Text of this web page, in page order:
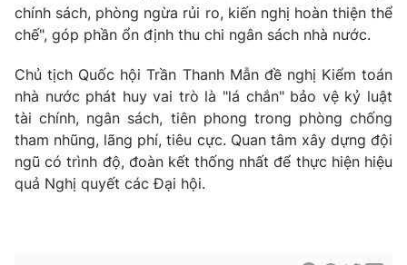
chính sách, phòng ngừa rủi ro, kiến nghị hoàn thiện thể
chế", góp phần ổn định thu chi ngân sách nhà nước.
Chủ tịch Quốc hội Trần Thanh Mẫn đề nghị Kiểm toán
nhà nước phát huy vai trò là "lá chắn" bảo vệ kỷ luật
tài chính, ngân sách, tiên phong trong phòng chống
tham nhũng, lãng phí, tiêu cực. Quan tâm xây dựng đội
ngũ có trình độ, đoàn kết thống nhất để thực hiện hiệu
quả Nghị quyết các Đại hội.